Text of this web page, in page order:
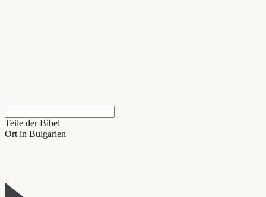
Teile der Bibel
Ort in Bulgarien